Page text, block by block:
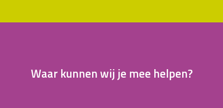
Waar kunnen wij je mee helpen?